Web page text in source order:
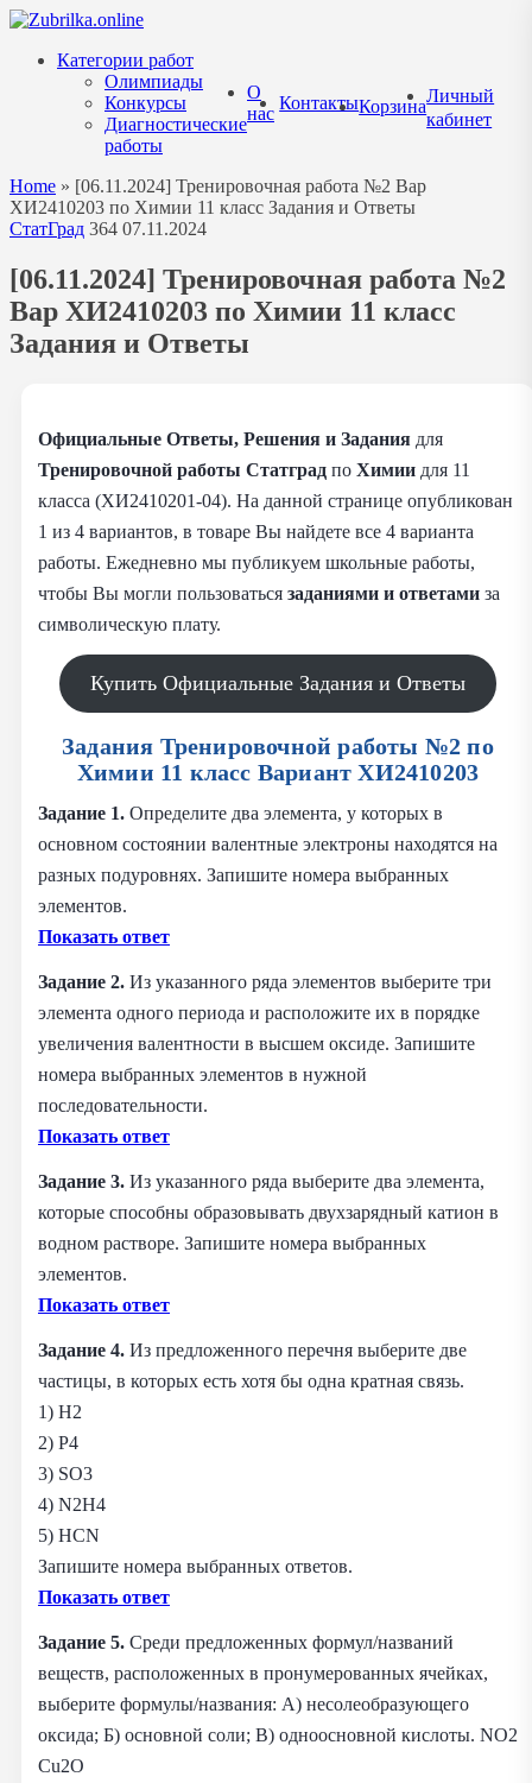
Перейти
содержанию
Категории работ
Олимпиады
Конкурсы
Диагностические
работы
О
нас
КонтактыКорзина
Личный
кабинет
Home » [06.11.2024] Тренировочная работа №2 Вар
ХИ2410203 по Химии 11 класс Задания и Ответы
СтатГрад 364 07.11.2024
[06.11.2024] Тренировочная работа №2
Вар ХИ2410203 по Химии 11 класс
Задания и Ответы
Официальные Ответы, Решения и Задания для
Тренировочной работы Статград по Химии для 11
класса (ХИ2410201-04). На данной странице опубликован
1 из 4 вариантов, в товаре Вы найдете все 4 варианта
работы. Ежедневно мы публикуем школьные работы,
чтобы Вы могли пользоваться заданиями и ответами за
символическую плату.
Купить Официальные Задания и Ответы
Задания Тренировочной работы №2 по
Химии 11 класс Вариант ХИ2410203
Задание 1. Определите два элемента, у которых в
основном состоянии валентные электроны находятся на
разных подуровнях. Запишите номера выбранных
элементов.
Показать ответ
Задание 2. Из указанного ряда элементов выберите три
элемента одного периода и расположите их в порядке
увеличения валентности в высшем оксиде. Запишите
номера выбранных элементов в нужной
последовательности.
Показать ответ
Задание 3. Из указанного ряда выберите два элемента,
которые способны образовывать двухзарядный катион в
водном растворе. Запишите номера выбранных
элементов.
Показать ответ
Задание 4. Из предложенного перечня выберите две
частицы, в которых есть хотя бы одна кратная связь.
1) H2
2) P4
3) SO3
4) N2H4
5) HCN
Запишите номера выбранных ответов.
Показать ответ
Задание 5. Среди предложенных формул/названий
веществ, расположенных в пронумерованных ячейках,
выберите формулы/названия: А) несолеобразующего
оксида; Б) основной соли; В) одноосновной кислоты. NO2
Cu2O